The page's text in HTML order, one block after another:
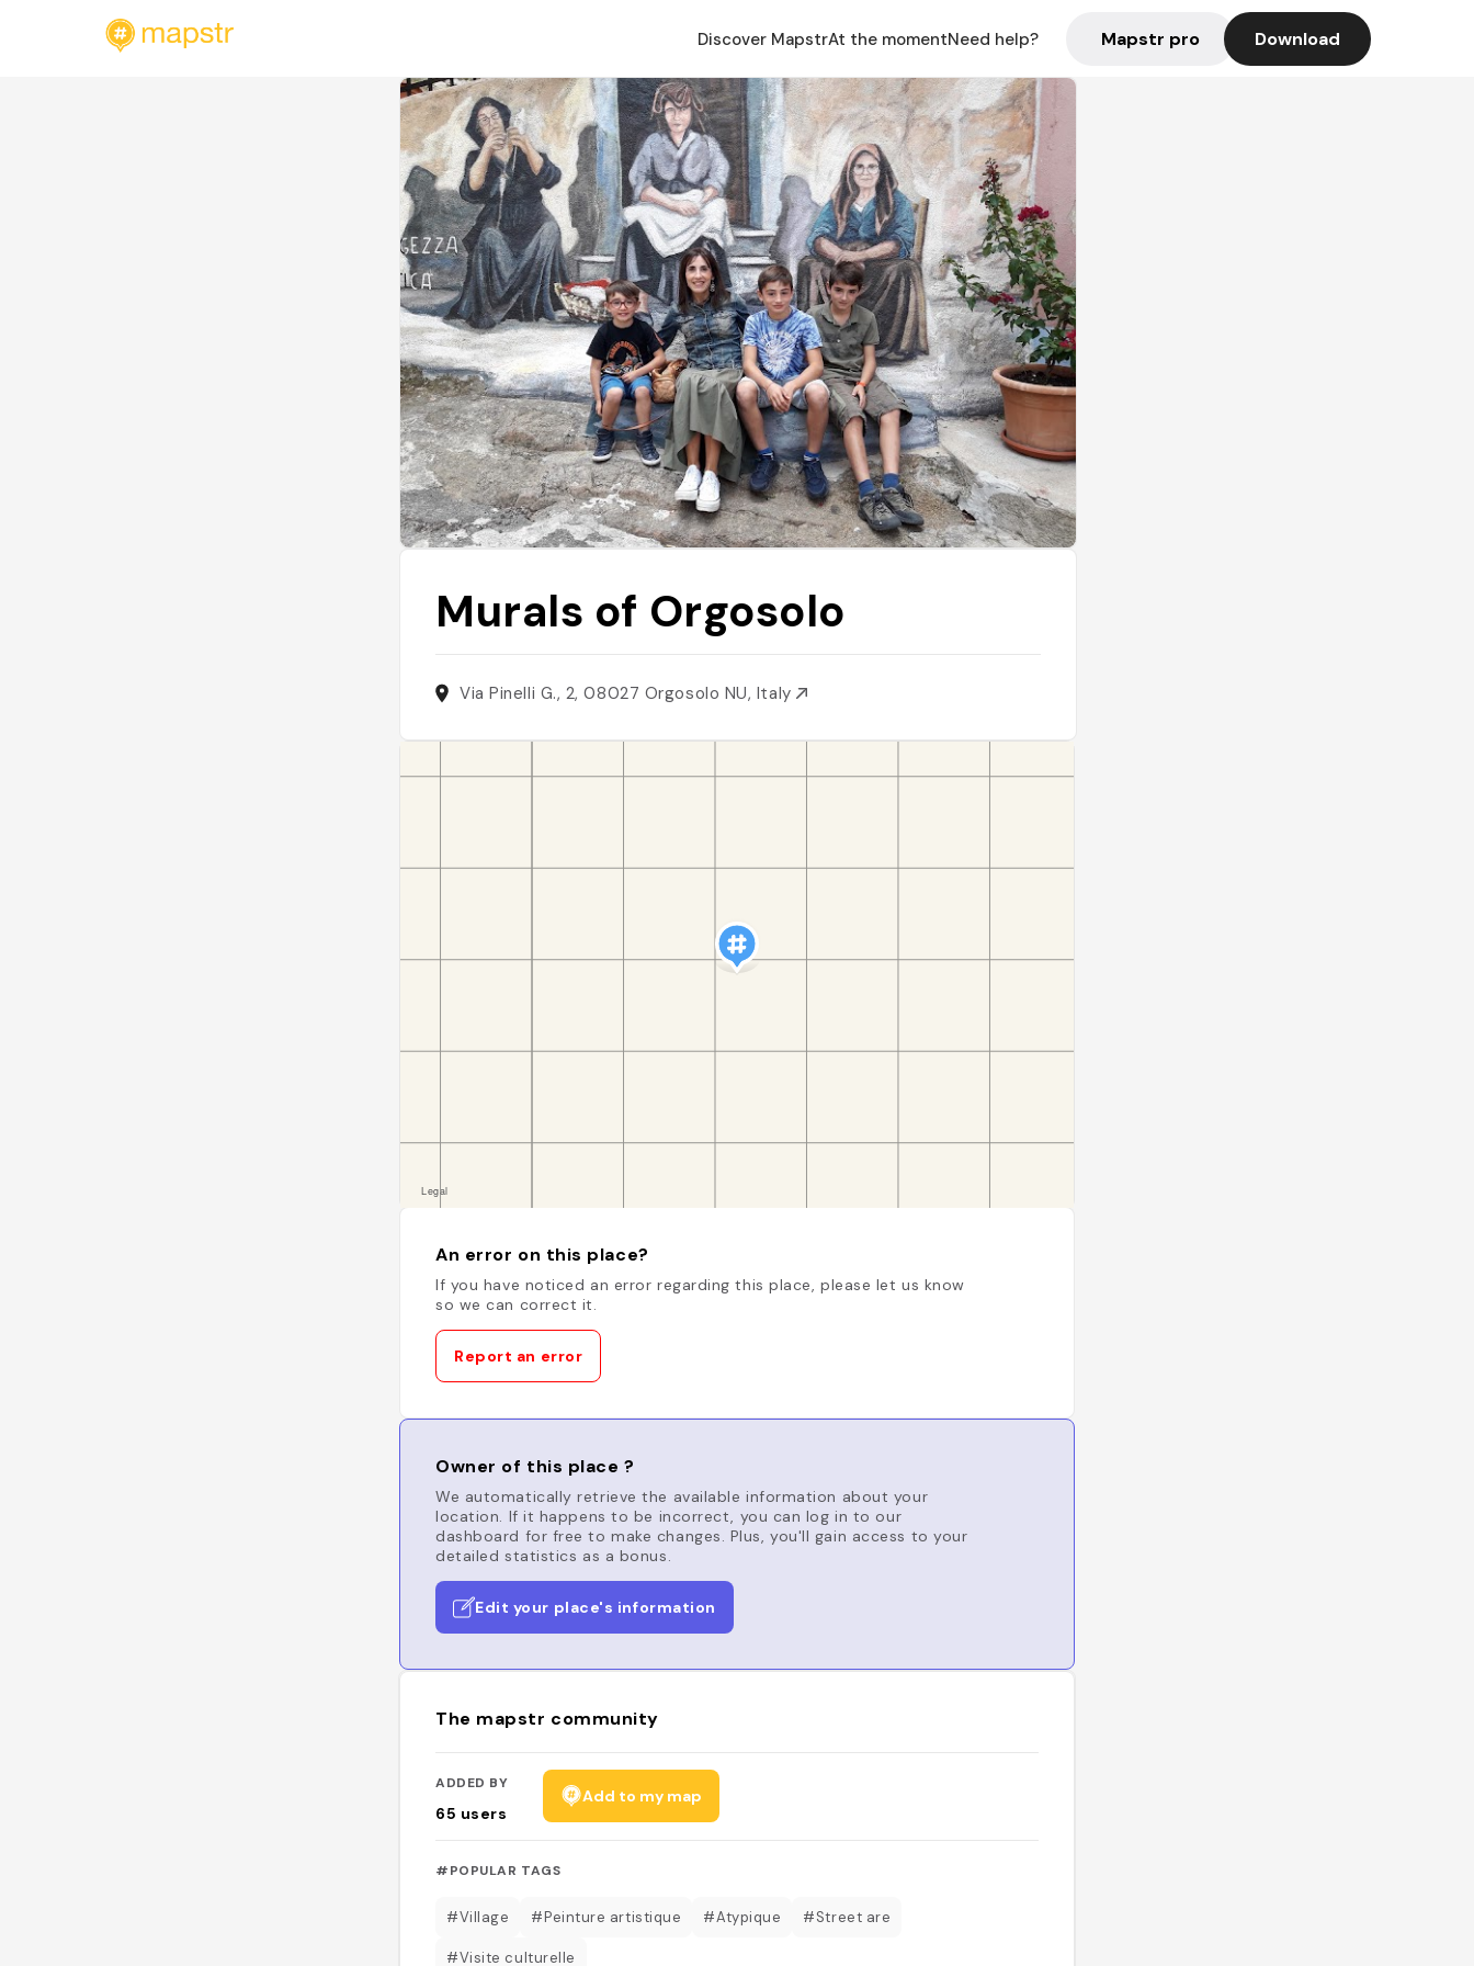
Discover MapstrAt the momentNeed help? Mapstr pro Download
Murals of Orgosolo
Via Pinelli G., 2, 08027 Orgosolo NU, Italy
An error on this place?
If you have noticed an error regarding this place, please let us know
so we can correct it.
Report an error
Owner of this place ?
We automatically retrieve the available information about your
location. If it happens to be incorrect, you can log in to our
dashboard for free to make changes. Plus, you'll gain access to your
detailed statistics as a bonus.
Edit your place's information
The mapstr community
ADDED BY
65 users
Add to my map
#POPULAR TAGS
#Village #Peinture artistique #Atypique #Street are
#Visite culturelle